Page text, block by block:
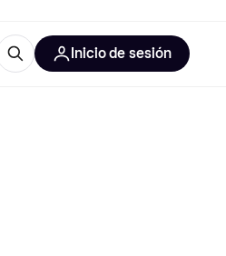
Inicio de sesión